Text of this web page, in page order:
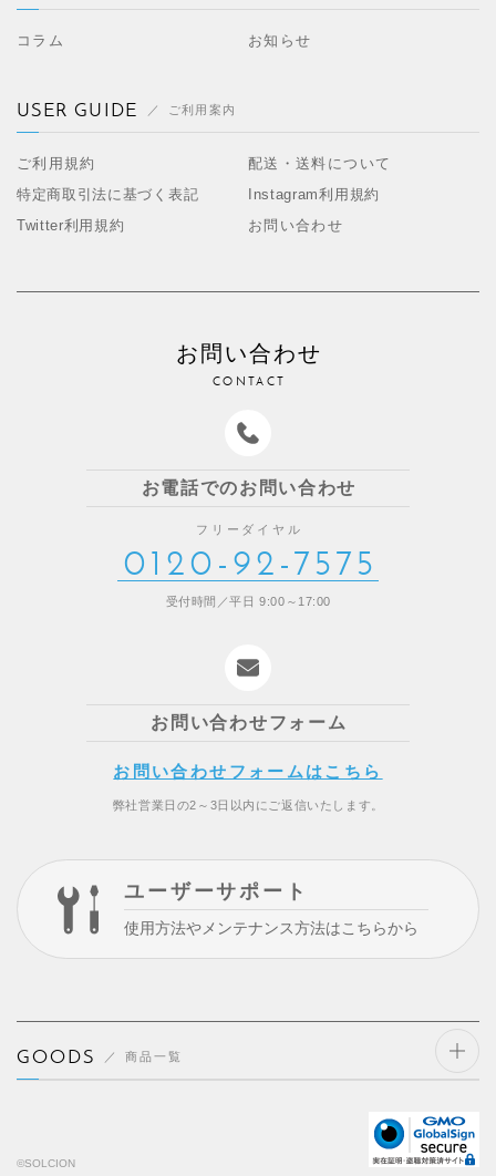
コラム お知らせ
USER GUIDE ご利用案内
ご利用規約
配送・送料について
特定商取引法に基づく表記
Instagram利用規約
Twitter利用規約
お問い合わせ
お問い合わせ
CONTACT
お電話でのお問い合わせ
フリーダイヤル
0120-92-7575
受付時間／平日 9:00～17:00
お問い合わせフォーム
お問い合わせフォームはこちら
弊社営業日の2～3日以内にご返信いたします。
ユーザーサポート
使用方法やメンテナンス方法はこちらから
GOODS 商品一覧
©SOLCION